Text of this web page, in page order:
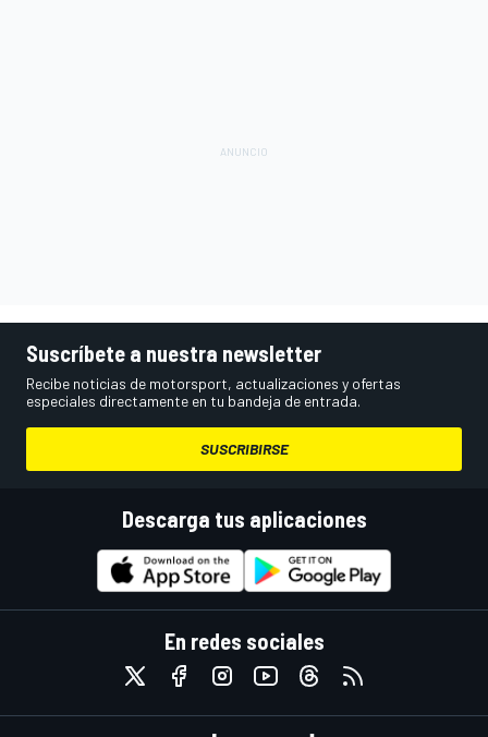
Suscríbete a nuestra newsletter
Recibe noticias de motorsport, actualizaciones y ofertas
especiales directamente en tu bandeja de entrada.
SUSCRIBIRSE
Descarga tus aplicaciones
En redes sociales